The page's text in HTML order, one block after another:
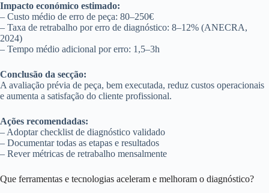
Impacto económico estimado:
– Custo médio de erro de peça: 80–250€
– Taxa de retrabalho por erro de diagnóstico: 8–12% (ANECRA,
2024)
– Tempo médio adicional por erro: 1,5–3h
Conclusão da secção:
A avaliação prévia de peça, bem executada, reduz custos operacionais
e aumenta a satisfação do cliente profissional.
Ações recomendadas:
– Adoptar checklist de diagnóstico validado
– Documentar todas as etapas e resultados
– Rever métricas de retrabalho mensalmente
Que ferramentas e tecnologias aceleram e melhoram o diagnóstico?